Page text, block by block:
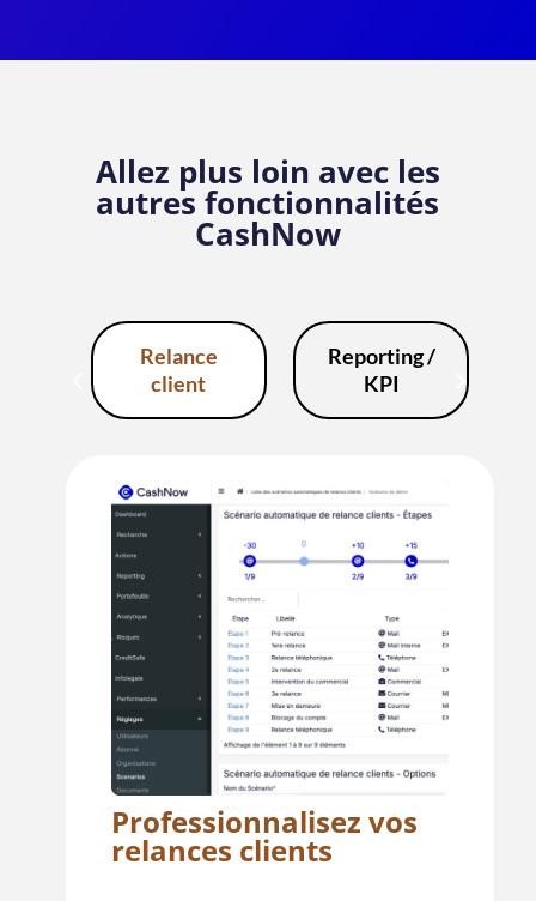
Allez plus loin avec les
autres fonctionnalités
CashNow
Relance
client
Reporting /
KPI
Professionnalisez vos
relances clients